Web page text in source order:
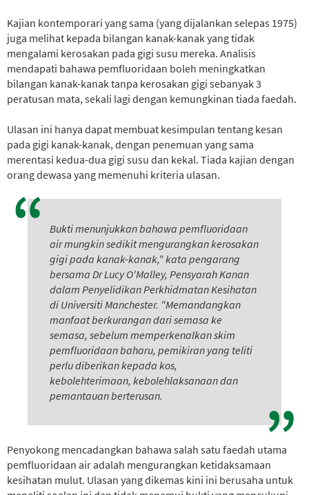
Kajian kontemporari yang sama (yang dijalankan selepas 1975)
juga melihat kepada bilangan kanak-kanak yang tidak
mengalami kerosakan pada gigi susu mereka. Analisis
mendapati bahawa pemfluoridaan boleh meningkatkan
bilangan kanak-kanak tanpa kerosakan gigi sebanyak 3
peratusan mata, sekali lagi dengan kemungkinan tiada faedah.
Ulasan ini hanya dapat membuat kesimpulan tentang kesan
pada gigi kanak-kanak, dengan penemuan yang sama
merentasi kedua-dua gigi susu dan kekal. Tiada kajian dengan
orang dewasa yang memenuhi kriteria ulasan.
Bukti menunjukkan bahawa pemfluoridaan
air mungkin sedikit mengurangkan kerosakan
gigi pada kanak-kanak," kata pengarang
bersama Dr Lucy O'Malley, Pensyarah Kanan
dalam Penyelidikan Perkhidmatan Kesihatan
di Universiti Manchester. "Memandangkan
manfaat berkurangan dari semasa ke
semasa, sebelum memperkenalkan skim
pemfluoridaan baharu, pemikiran yang teliti
perlu diberikan kepada kos,
kebolehterimaan, kebolehlaksanaan dan
pemantauan berterusan.
Penyokong mencadangkan bahawa salah satu faedah utama
pemfluoridaan air adalah mengurangkan ketidaksamaan
kesihatan mulut. Ulasan yang dikemas kini ini berusaha untuk